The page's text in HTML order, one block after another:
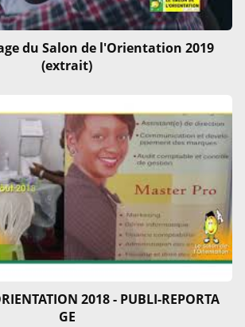
du Salon de l'Orientation 2019
(extrait)
2018 - PUBLI-REPORTA
GE